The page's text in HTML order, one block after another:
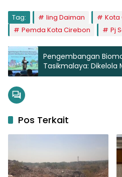
Tag: Iing Daiman
Kota
Pemda Kota Cirebon
Pj
Pengembangan
Tasikmalaya: Dikelola
Pemerintah
Pos Terkait